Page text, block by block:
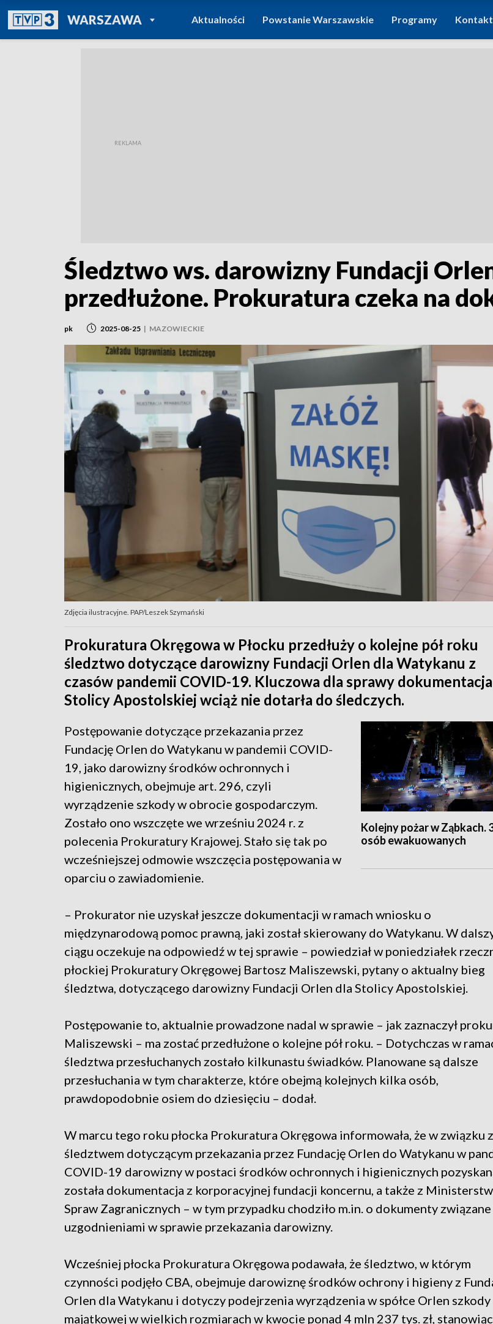
WARSZAWAPOWRÓT DO
TVP REGIONY
Aktualności Powstanie Warszawskie Programy Kontakt
Śledztwo ws. darowizny Fundacji
przedłużone. Prokuratura czeka na
pk 2025-08-25 | MAZOWIECKIE
Zdjęcia ilustracyjne. PAP/Leszek Szymański
Prokuratura Okręgowa w Płocku przedłuży o kolejne pół roku
śledztwo dotyczące darowizny Fundacji Orlen dla Watykanu z
czasów pandemii COVID-19. Kluczowa dla sprawy
Stolicy Apostolskiej wciąż nie dotarła do śledczych.
Kolejny pożar w Ząbkach.
osób ewakuowanych
Postępowanie dotyczące przekazania przez
Fundację Orlen do Watykanu w pandemii COVID-
19, jako darowizny środków ochronnych i
higienicznych, obejmuje art. 296, czyli
wyrządzenie szkody w obrocie gospodarczym.
Zostało ono wszczęte we wrześniu 2024 r. z
polecenia Prokuratury Krajowej. Stało się tak po
wcześniejszej odmowie wszczęcia postępowania w
oparciu o zawiadomienie.
– Prokurator nie uzyskał jeszcze dokumentacji w ramach wniosku o
międzynarodową pomoc prawną, jaki został skierowany do Watykanu. W
ciągu oczekuje na odpowiedź w tej sprawie – powiedział w poniedziałek
płockiej Prokuratury Okręgowej Bartosz Maliszewski, pytany o aktualny bieg
śledztwa, dotyczącego darowizny Fundacji Orlen dla Stolicy Apostolskiej.
Postępowanie to, aktualnie prowadzone nadal w sprawie – jak zaznaczył
Maliszewski – ma zostać przedłużone o kolejne pół roku. – Dotychczas w
śledztwa przesłuchanych zostało kilkunastu świadków. Planowane są dalsze
przesłuchania w tym charakterze, które obejmą kolejnych kilka osób,
prawdopodobnie osiem do dziesięciu – dodał.
W marcu tego roku płocka Prokuratura Okręgowa informowała, że w związku
śledztwem dotyczącym przekazania przez Fundację Orlen do Watykanu w
COVID-19 darowizny w postaci środków ochronnych i higienicznych
została dokumentacja z korporacyjnej fundacji koncernu, a także z
Spraw Zagranicznych – w tym przypadku chodziło m.in. o dokumenty związane
uzgodnieniami w sprawie przekazania darowizny.
Wcześniej płocka Prokuratura Okręgowa podawała, że śledztwo, w którym
czynności podjęło CBA, obejmuje darowiznę środków ochrony i higieny z
Orlen dla Watykanu i dotyczy podejrzenia wyrządzenia w spółce Orlen szkody
majątkowej w wielkich rozmiarach w kwocie ponad 4 mln 237 tys. zł,